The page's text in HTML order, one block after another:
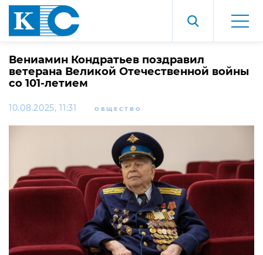
Вениамин Кондратьев поздравил
ветерана Великой Отечественной войны
со 101-летием
10.08.2025, 11:31 ОБЩЕСТВО